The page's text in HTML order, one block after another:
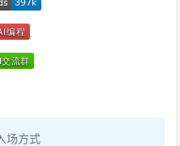
场方式